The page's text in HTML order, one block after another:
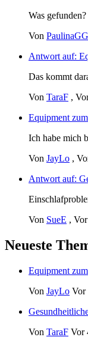
Was gefunden?
Von PaulinaGG
Antwort auf:
Das kommt
Von TaraF ,
Equipment
Ich habe mich
Von JayLo ,
Antwort auf:
Von SueE ,
Neueste
Equipment
Von JayLo Vor
Von TaraF Vor